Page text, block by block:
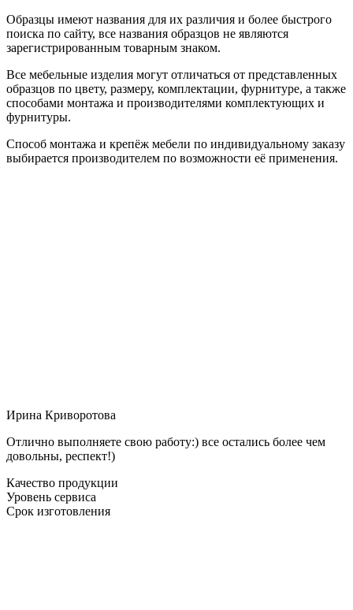
Образцы имеют названия для их различия и более быстрого
поиска по сайту, все названия образцов не являются
зарегистрированным товарным знаком.
Все мебельные изделия могут отличаться от представленных
образцов по цвету, размеру, комплектации, фурнитуре, а также
способами монтажа и производителями комплектующих и
фурнитуры.
Способ монтажа и крепёж мебели по индивидуальному заказу
выбирается производителем по возможности её применения.
Ирина Криворотова
Отлично выполняете свою работу:) все остались более чем
довольны, респект!)
Качество продукции
Уровень сервиса
Срок изготовления